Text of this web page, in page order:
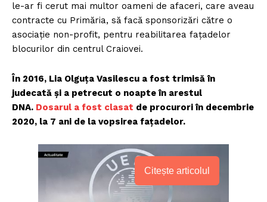
le-ar fi cerut mai multor oameni de afaceri, care aveau
contracte cu Primăria, să facă sponsorizări către o
asociație non-profit, pentru reabilitarea fațadelor
blocurilor din centrul Craiovei.
În 2016, Lia Olguța Vasilescu a fost trimisă în
judecată și a petrecut o noapte în arestul
DNA. Dosarul a fost clasat de procurori în decembrie
2020, la 7 ani de la vopsirea fațadelor.
Citește articolul